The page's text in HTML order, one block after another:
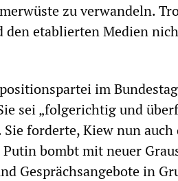
zu verwandeln.
etablierten Medien
im
sei „folgerichtig und
forderte, Kiew nun auch
bombt mit neuer
Gesprächsangebote in